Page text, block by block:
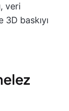
veri
baskıyı